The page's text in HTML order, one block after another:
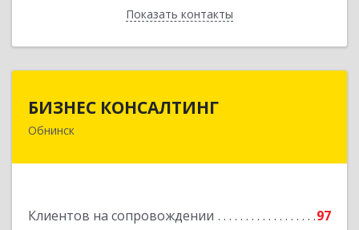
Показать контакты
Назад
БИЗНЕС КОНСАЛТИНГ
Обнинск
Клиентов на сопровождении
97
249032, Калужская обл, Обнинск г, Курчатова ул,